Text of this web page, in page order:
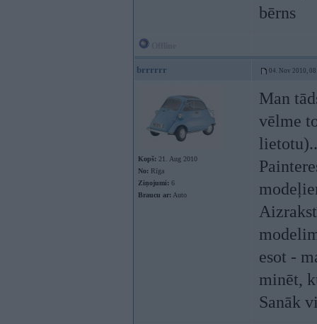
bērns
brrrrrr 04. Nov 2010,
Kopš: 21. Aug 2010
No: Rīga
Ziņojumi: 6
Braucu ar: Auto
Man
vēlme
lietotu)..
esot -
minēt,
Sanāk